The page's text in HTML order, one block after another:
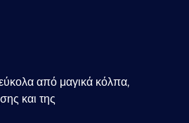
από μαγικά κόλπα,
και της